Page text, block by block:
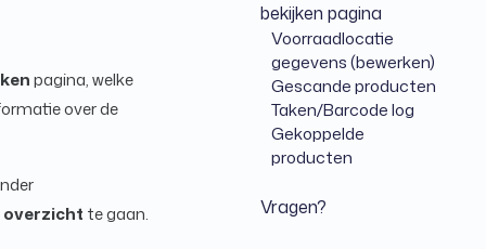
pagina, welke
over de
te gaan.
bekijken pagina
Voorraadlocatie
gegevens (bewerken)
Gescande producten
Taken/Barcode log
Gekoppelde
producten
Vragen?